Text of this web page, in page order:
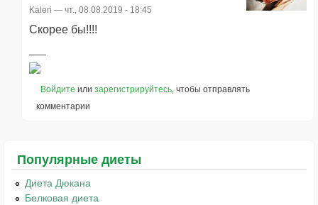
Kaleri — чт., 08.08.2019 - 18:45
Скорее бы!!!!
Войдите или зарегистрируйтесь, чтобы отправлять
комментарии
Популярные диеты
Диета Дюкана
Белковая диета